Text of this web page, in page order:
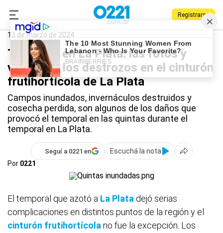
Registrarse
0221.com.ar
Temporal en La Plata
13 de marzo de 2024
Temporal en La Plata: las fotos y
videos de los destrozos en el cinturón
frutihortícola de La Plata
Campos inundados, invernáculos destruidos y
cosecha perdida, son algunos de los daños que
provocó el temporal en las quintas durante el
temporal en La Plata.
Seguí a 0221 en
Escuchá la nota
Por 0221
El temporal que azotó a La Plata dejó serias
complicaciones en distintos puntos de la región y el
cinturón frutihortícola no fue la excepción. Los